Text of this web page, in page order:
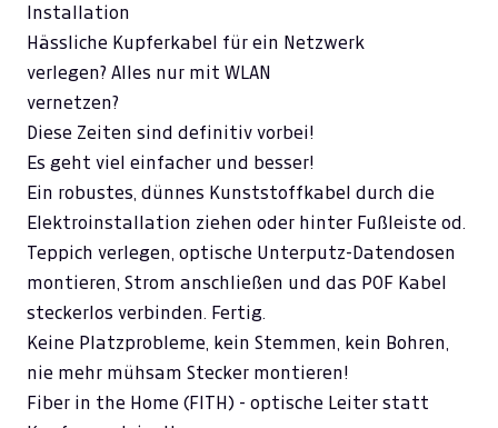
Installation
Hässliche Kupferkabel für ein Netzwerk
verlegen? Alles nur mit WLAN
vernetzen?
Diese Zeiten sind definitiv vorbei!
Es geht viel einfacher und besser!
Ein robustes, dünnes Kunststoffkabel durch die
Elektroinstallation ziehen oder hinter Fußleiste od.
Teppich verlegen, optische Unterputz-Datendosen
montieren, Strom anschließen und das POF Kabel
steckerlos verbinden. Fertig.
Keine Platzprobleme, kein Stemmen, kein Bohren,
nie mehr mühsam Stecker montieren!
Fiber in the Home (FITH) - optische Leiter statt